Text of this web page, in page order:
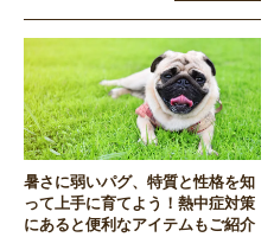
暑さに弱いパグ、特質と性格を知
って上手に育てよう！熱中症対策
にあると便利なアイテムもご紹介